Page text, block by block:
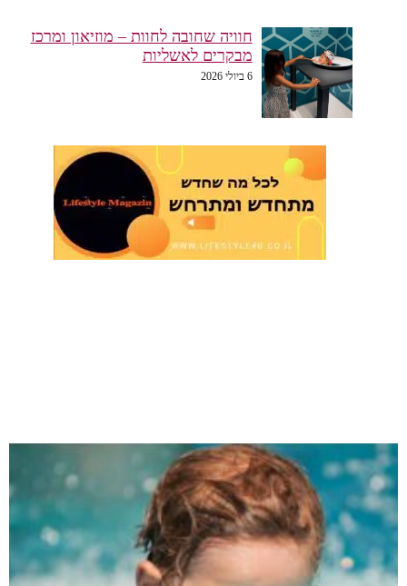
חוויה שחובה לחוות – מוזיאון ומרכז
מבקרים לאשליות
6 ביולי 2026